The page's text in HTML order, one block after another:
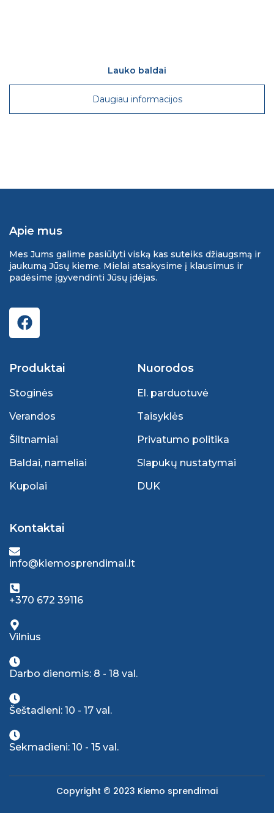
Lauko baldai
Apie mus
Mes Jums galime pasiūlyti viską kas suteiks džiaugsmą ir
jaukumą Jūsų kieme. Mielai atsakysime į klausimus ir
padėsime įgyvendinti Jūsų įdėjas.
Produktai
Stoginės
Verandos
Šiltnamiai
Baldai, nameliai
Kupolai
Nuorodos
El. parduotuvė
Taisyklės
Privatumo politika
Slapukų nustatymai
DUK
Kontaktai
info@kiemosprendimai.lt
+370 672 39116
Vilnius
Darbo dienomis: 8 - 18 val.
Šeštadieni: 10 - 17 val.
Sekmadieni: 10 - 15 val.
Copyright © 2023 Kiemo sprendimai